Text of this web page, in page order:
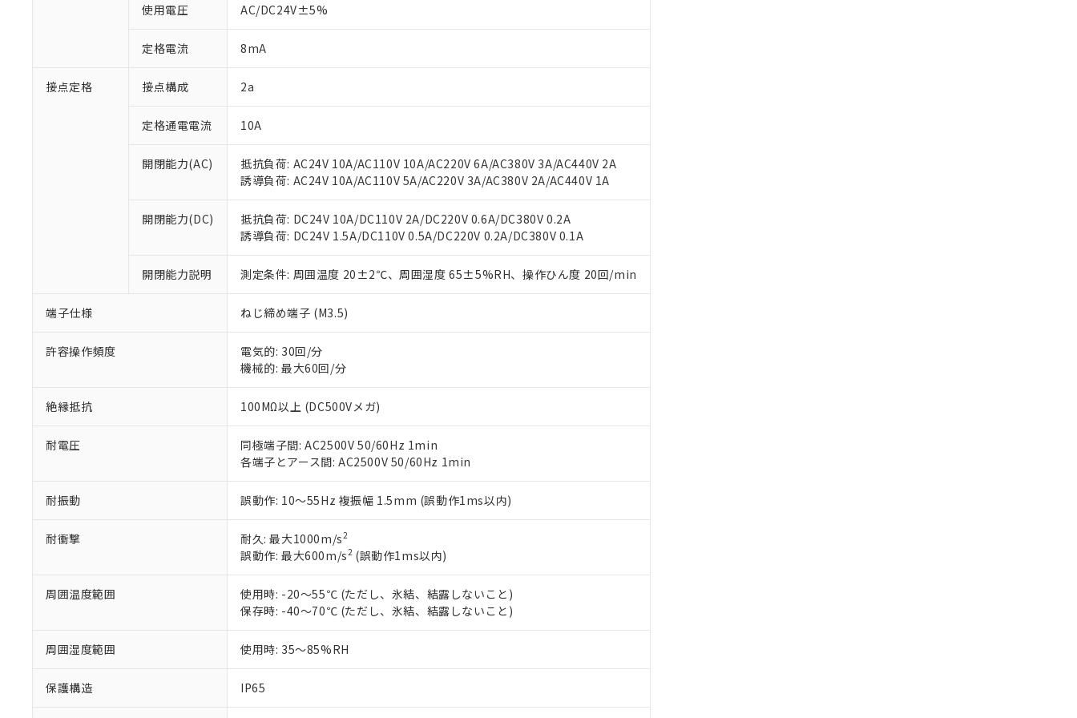
使用電圧 AC/DC24V±5%
定格電流 8mA
接点定格 接点構成 2a
定格通電電流 10A
開閉能力(AC)
抵抗負荷: AC24V 10A/AC110V 10A/AC220V 6A/AC380V 3A/AC440V 2A
誘導負荷: AC24V 10A/AC110V 5A/AC220V 3A/AC380V 2A/AC440V 1A
開閉能力(DC)
抵抗負荷: DC24V 10A/DC110V 2A/DC220V 0.6A/DC380V 0.2A
誘導負荷: DC24V 1.5A/DC110V 0.5A/DC220V 0.2A/DC380V 0.1A
開閉能力説明 測定条件: 周囲温度 20±2℃、周囲湿度 65±5%RH、操作ひん度 20回/min
端子仕様 ねじ締め端子 (M3.5)
許容操作頻度
電気的: 30回/分
機械的: 最大60回/分
絶縁抵抗 100MΩ以上 (DC500Vメガ)
耐電圧
同極端子間: AC2500V 50/60Hz 1min
各端子とアース間: AC2500V 50/60Hz 1min
耐振動 誤動作: 10～55Hz 複振幅 1.5mm (誤動作1ms以内)
耐衝撃 耐久: 最大1000m/s2
誤動作: 最大600m/s2(誤動作1ms以内)
周囲温度範囲
使用時: -20～55℃ (ただし、氷結、結露しないこと)
保存時: -40～70℃ (ただし、氷結、結露しないこと)
周囲湿度範囲 使用時: 35～85%RH
保護構造 IP65
本サービスは、当社制御機器事業取扱商品の当社在庫状況および標準価格(税抜)を提供させていただ
い。
正式な納期状況および標準価格はお客様のお取引先、またはお客様担当のオムロン制御機器販売店・
当社販売員にご相談ください。
オムロン制御機器販売店や当社販売拠点は「販売ネットワーク
」をご確認ください。
在庫状況および標準価格結果を当社の事前の承諾なく第三者に漏洩または開示しないようお願いしま
す。
マイパーツ機能（部品リスト作成サービス）をご利用いただくには、I-Webメンバーズにご登録され
ている必要があります。
お客様が当ウェブサイト上で当社にご登録された部品リストについて、当社および当社の共同利用者
さい。
※当社の共同利用者とは、"個人情報の共同利用に関して"
の「1.共同利用者の範囲」に記載されて
いる法人を指します。
仕入先様の事情により、非含有部品としていたものが、含有品と判明した場合などやむを得ず変更すること
があります。
*EU RoHS指令（10物質）：
但し、RoHS指令で産業用監視および制御機器に対する適用除外項目は除く。
※2 対応予定月
部品在庫の切り替え状況などにより、予定月が前後することがあります。
下記の非含有証明書をダウンロードすることができます。
EU RoHS指令（10物質）の非含有証明書
51物質の非含有証明書（当社基準）
※本証明書は発行日時点で非含有を証明するもので、過去に遡って非含有を証明するものではありません。
また、RoHS指令のフタル酸エステル類４物質の対応では、対応完了までの期間は出荷製品に未対応品が
混在することから備考欄に対応日を記載しておりました。
既に当社にて対応品への在庫切替を完了していることから、特段のことがない限り、2022年1月12日よ
り割愛しております。
※1 中国RoHS○×表
「○」：最大均質材料含有率が中国RoHSの基準値以下であることを示します。
*中国RoHS10物質の基準値 (GB/T26572)：
Pb(鉛) :1000ppm、 Hg(水銀) : 1000ppm、 Cd(カドミウム) : 100ppm、
DBP(フタル酸ジブチル) : 1000ppm、 DIBP(フタル酸ジイソブチル) : 1000ppm、 BBP(フタル酸ブチルベンジル) : 1000ppm、
DEHP(フタル酸ビス(2-エチルヘキシル)) : 1000ppm
※2 環境保護使用期限
「ｅ」：有害物質（10物質）のすべてが基準値以下であることを示します。
「10」：通常の使用状況下において有害物質が外部に漏えいし、環境に深刻な影響を及ぼさない年数を意
味します。
「－」：未確認です。当社販売部門へお問い合わせください。
当社は、これら貴社製品のうち、外国為替および外国貿易法に定める商品（以下｢規制貨物等」とい
置等に一切使用いたしません。
当社は、貴社製品を第三者に販売する場合は、上記1、2および3の内容を当該第三者に通知します。
また当社は、販売先および販売に係わる関係者が違法に輸出するおそれがある場合は、取り引きをい
たしません。
号
○ 一定数以上の在庫あり
△ 一定数には満たないが在庫あり
－
在庫なし(最新の在庫状況については、お客様のお取引先、またはお客様担当のオムロン制御
機器販売店・当社販売員にご確認ください)
空
白
受注生産機種、また在庫状況の情報を公開していない機種